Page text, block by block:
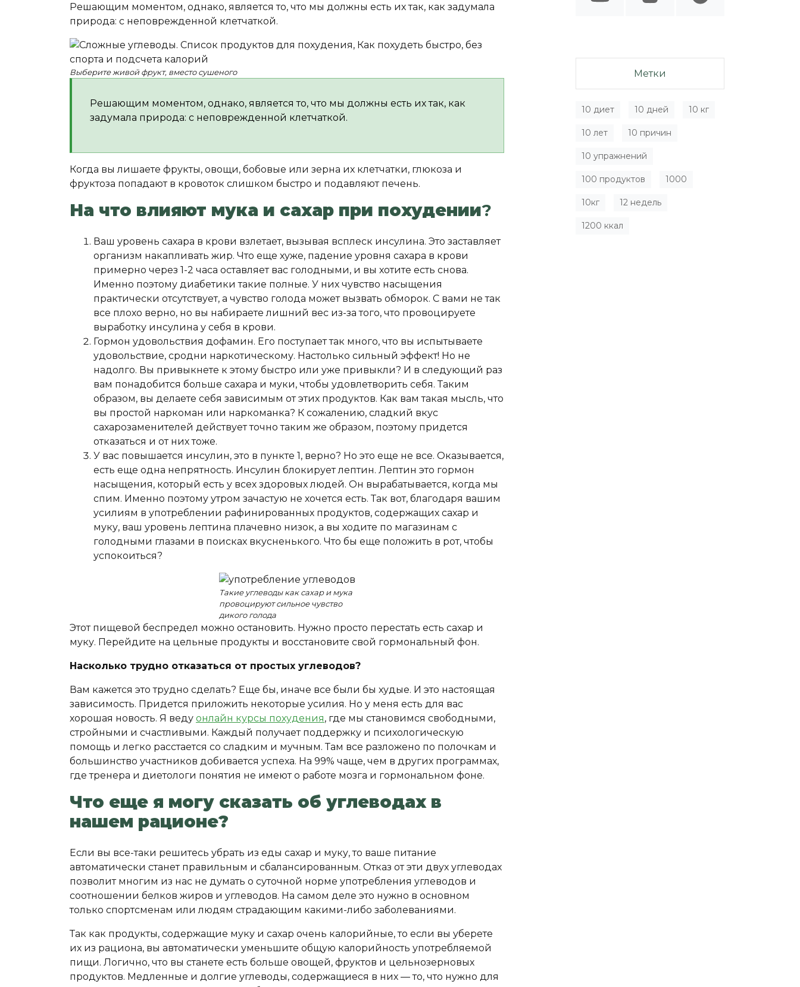
Решающим моментом, однако, является то, что мы должны есть их так, как задумала
природа: с неповрежденной клетчаткой.
Выберите живой фрукт, вместо сушеного
Решающим моментом, однако, является то, что мы должны есть их так, как
задумала природа: с неповрежденной клетчаткой.
Когда вы лишаете фрукты, овощи, бобовые или зерна их клетчатки, глюкоза и
фруктоза попадают в кровоток слишком быстро и подавляют печень.
На что влияют мука и сахар при похудении?
Ваш уровень сахара в крови взлетает, вызывая всплеск инсулина. Это заставляет
организм накапливать жир. Что еще хуже, падение уровня сахара в крови
примерно через 1-2 часа оставляет вас голодными, и вы хотите есть снова.
Именно поэтому диабетики такие полные. У них чувство насыщения
практически отсутствует, а чувство голода может вызвать обморок. С вами не так
все плохо верно, но вы набираете лишний вес из-за того, что провоцируете
выработку инсулина у себя в крови.
Гормон удовольствия дофамин. Его поступает так много, что вы испытываете
удовольствие, сродни наркотическому. Настолько сильный эффект! Но не
надолго. Вы привыкнете к этому быстро или уже привыкли? И в следующий раз
вам понадобится больше сахара и муки, чтобы удовлетворить себя. Таким
образом, вы делаете себя зависимым от этих продуктов. Как вам такая мысль, что
вы простой наркоман или наркоманка? К сожалению, сладкий вкус
сахарозаменителей действует точно таким же образом, поэтому придется
отказаться и от них тоже.
У вас повышается инсулин, это в пункте 1, верно? Но это еще не все. Оказывается,
есть еще одна непрятность. Инсулин блокирует лептин. Лептин это гормон
насыщения, который есть у всех здоровых людей. Он вырабатывается, когда мы
спим. Именно поэтому утром зачастую не хочется есть. Так вот, благодаря вашим
усилиям в употреблении рафинированных продуктов, содержащих сахар и
муку, ваш уровень лептина плачевно низок, а вы ходите по магазинам с
голодными глазами в поисках вкусненького. Что бы еще положить в рот, чтобы
успокоиться?
Такие углеводы как сахар и мука
провоцируют сильное чувство
дикого голода
Этот пищевой беспредел можно остановить. Нужно просто перестать есть сахар и
муку. Перейдите на цельные продукты и восстановите свой гормональный фон.
Насколько трудно отказаться от простых углеводов?
Вам кажется это трудно сделать? Еще бы, иначе все были бы худые. И это настоящая
зависимость. Придется приложить некоторые усилия. Но у меня есть для вас
хорошая новость. Я веду онлайн курсы похудения, где мы становимся свободными,
стройными и счастливыми. Каждый получает поддержку и психологическую
помощь и легко расстается со сладким и мучным. Там все разложено по полочкам и
большинство участников добивается успеха. На 99% чаще, чем в других программах,
где тренера и диетологи понятия не имеют о работе мозга и гормональном фоне.
Что еще я могу сказать об углеводах в
нашем рационе?
Если вы все-таки решитесь убрать из еды сахар и муку, то ваше питание
автоматически станет правильным и сбалансированным. Отказ от эти двух углеводах
позволит многим из нас не думать о суточной норме употребления углеводов и
соотношении белков жиров и углеводов. На самом деле это нужно в основном
только спортсменам или людям страдающим какими-либо заболеваниями.
Так как продукты, содержащие муку и сахар очень калорийные, то если вы уберете
их из рациона, вы автоматически уменьшите общую калорийность употребляемой
пищи. Логично, что вы станете есть больше овощей, фруктов и цельнозерновых
продуктов. Медленные и долгие углеводы, содержащиеся в них — то, что нужно для
Метки
10 диет 10 дней 10 кг
10 лет 10 причин
10 упражнений
100 продуктов 1000
10кг 12 недель
1200 ккал